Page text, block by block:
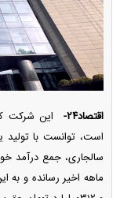
اقتصاد۲۴-
این شرکت
ماهه اخیر رسانده و